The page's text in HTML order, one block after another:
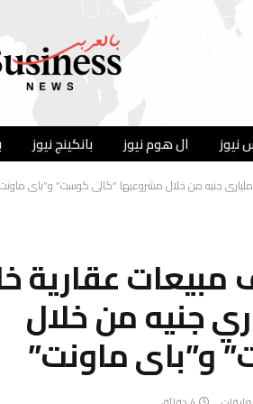
نيوز ال هوم نيوز بانكينج نيوز
جنيه من خلال مشروعيها “كالى كوست” و”باى
عقارية
جنيه من خلال
و”باى ماونت”